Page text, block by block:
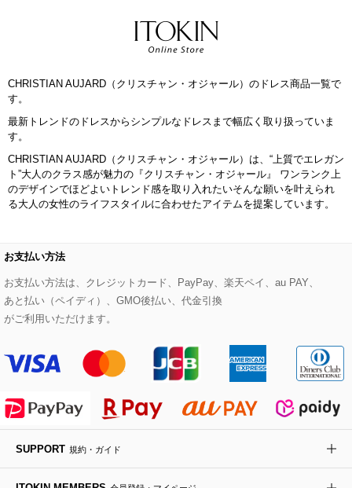
re:edition project 165
HIROKO BIS GRANDE
セットアップワンピース
その他のジャケット・スーツ
ノーカラーコート
ライダースジャケット
デニムジャケット
ダウンジャケット・コート
財布・名刺入れ・ケース
ハンカチ・バンダナ
手袋
チャーム・ストラップ
ポーチ
傘・日傘
アイウェア
レッグウェア
その他のグッズ・小物
ブローチ・コサージュ
その他のアクセサリー
クラッチバッグ
バックパック・リュック
ボディバッグ・メッセンジャーバッグ
トラベルバッグ
その他のバッグ
ブーツ・ブーティー
フラットシューズ
ローファー
ドレスシューズ
その他のシューズ
オーキッド・胡蝶蘭
カサブランカ・カラー
ラナンキュラス
ポプリアレンジ＆フレグランス
その他のアートフラワー
CHRISTIAN AUJARD（クリスチャン・オジャール）のドレス商品一覧で
す。
最新トレンドのドレスからシンプルなドレスまで幅広く取り扱っていま
す。
CHRISTIAN AUJARD（クリスチャン・オジャール）は、“上質でエレガン
ト”大人のクラス感が魅力の『クリスチャン・オジャール』 ワンランク上
のデザインでほどよいトレンド感を取り入れたいそんな願いを叶えられ
る大人の女性のライフスタイルに合わせたアイテムを提案しています。
お支払い方法
お支払い方法は、クレジットカード、PayPay、楽天ペイ、au PAY、
あと払い（ペイディ）、GMO後払い、代金引換
がご利用いただけます。
SUPPORT 規約・ガイド